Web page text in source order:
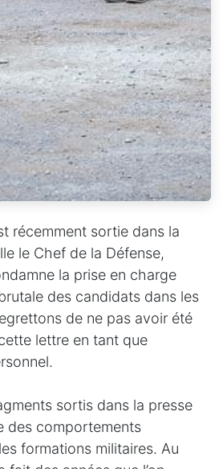
récemment sortie dans la
le Chef de la Défense,
la prise en charge
des candidats dans les
de ne pas avoir été
lettre en tant que
sortis dans la presse
des comportements
formations militaires. Au